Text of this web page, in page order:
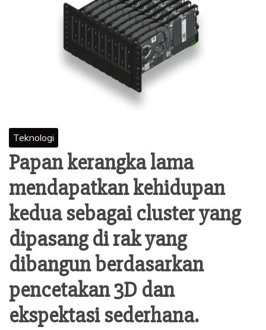
Teknologi
Papan kerangka lama
mendapatkan kehidupan
kedua sebagai cluster yang
dipasang di rak yang
dibangun berdasarkan
pencetakan 3D dan
ekspektasi sederhana.